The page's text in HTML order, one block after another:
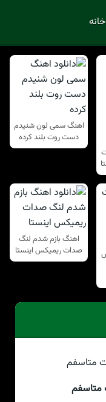
خانه
اهنگ سمی لون شنیدم
دست روت بلند کرده
اهنگ بازم شدم لنگ
صدات ریمیکس اینستا
متاسفم